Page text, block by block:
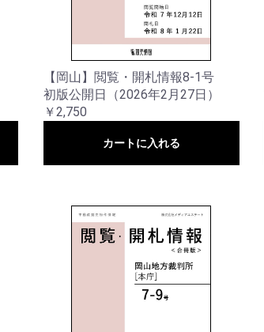
【岡山】閲覧・開札情報8-1号
初版公開日（2026年2月27日）
￥2,750
カートに入れる